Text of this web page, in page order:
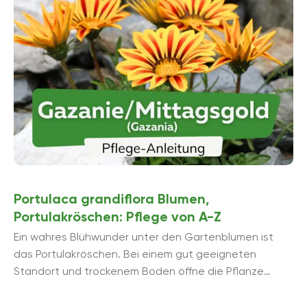
Portulaca grandiflora Blumen,
Portulakröschen: Pflege von A-Z
Ein wahres Blühwunder unter den Gartenblumen ist
das Portulakröschen. Bei einem gut geeigneten
Standort und trockenem Boden öffne die Pflanze